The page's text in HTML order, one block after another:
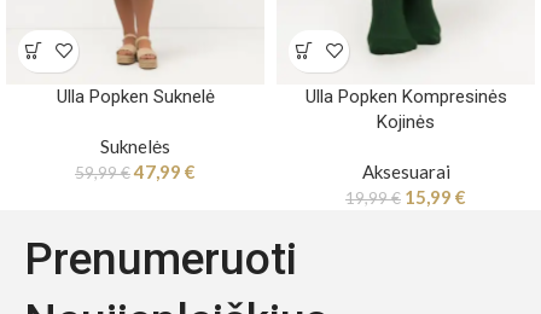
Ulla Popken Suknelė
Suknelės
59,99€47,99 €
Ulla Popken Kompresinės
Kojinės
Aksesuarai
19,99€ 15,99 €
Prenumeruoti